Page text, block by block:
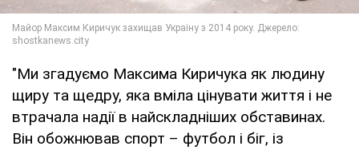
"Ми згадуємо Максима Киричука як людину
щиру та щедру, яка вміла цінувати життя і не
втрачала надії в найскладніших обставинах.
Він обожнював спорт – футбол і біг, із